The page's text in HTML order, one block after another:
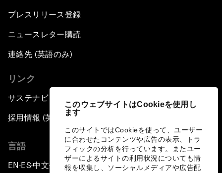
このウェブサイトはCookieを使用し
ます
このサイトではCookieを使って、ユーザー
に合わせたコンテンツや広告の表示、トラ
フィックの分析を行っています。またユー
ザーによるサイトの利用状況についても情
報を収集し、ソーシャルメディアや広告配
プレスリリース登録
ニュースレター購読
連絡先 (英語のみ)
リンク
サステナビリティへの取り組み
採用情報 (英語のみ)
言語
EN ▪ES▪中文▪ 日本語